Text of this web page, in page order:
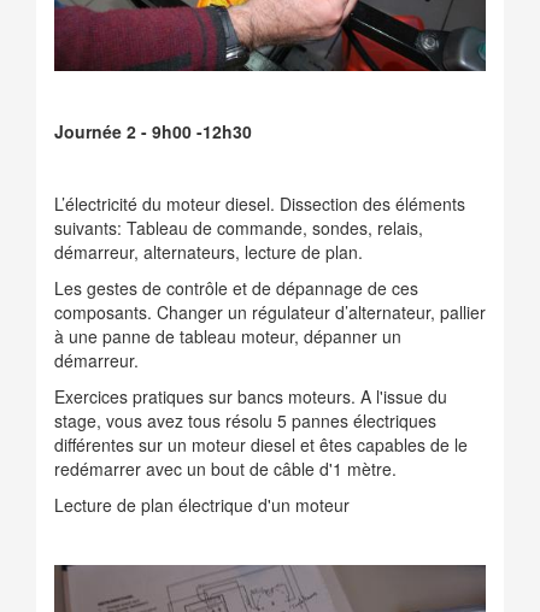
Journée 2 - 9h00 -12h30
L’électricité du moteur diesel. Dissection des éléments
suivants: Tableau de commande, sondes, relais,
démarreur, alternateurs, lecture de plan.
Les gestes de contrôle et de dépannage de ces
composants. Changer un régulateur d’alternateur, pallier
à une panne de tableau moteur, dépanner un
démarreur.
Exercices pratiques sur bancs moteurs. A l'issue du
stage, vous avez tous résolu 5 pannes électriques
différentes sur un moteur diesel et êtes capables de le
redémarrer avec un bout de câble d'1 mètre.
Lecture de plan électrique d'un moteur